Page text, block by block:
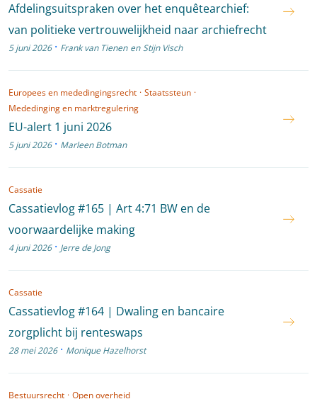
Afdelingsuitspraken over het enquêtearchief:
van politieke vertrouwelijkheid naar archiefrecht
5 juni 2026 · Frank van Tienen en Stijn Visch
Europees en mededingingsrecht · Staatssteun ·
Mededinging en marktregulering
EU-alert 1 juni 2026
5 juni 2026 · Marleen Botman
Cassatie
Cassatievlog #165 | Art 4:71 BW en de
voorwaardelijke making
4 juni 2026 · Jerre de Jong
Cassatie
Cassatievlog #164 | Dwaling en bancaire
zorgplicht bij renteswaps
28 mei 2026 · Monique Hazelhorst
Bestuursrecht · Open overheid